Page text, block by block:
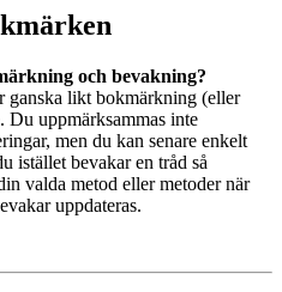
och bevakning?
likt bokmärkning (eller
uppmärksammas inte
men du kan senare enkelt
istället bevakar en tråd så
valda metod eller metoder när
uppdateras.